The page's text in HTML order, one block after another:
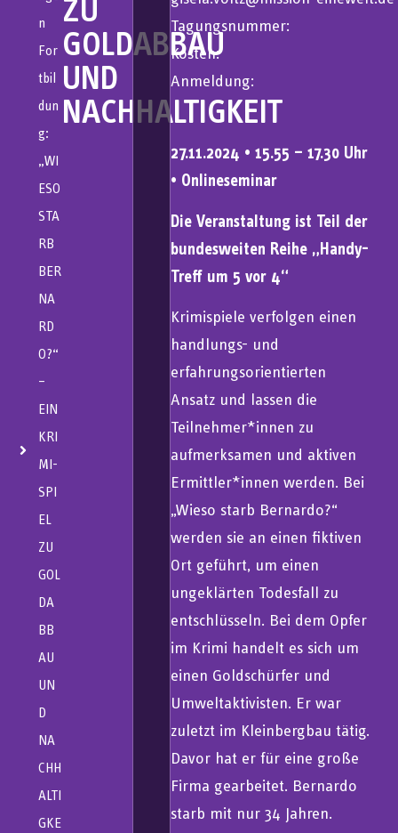
n
For
tbil
dun
g:
„WI
ESO
STA
RB
BER
NA
RD
O?“
–
EIN
KRI
MI-
SPI
EL
ZU
GOL
DA
BB
AU
UN
D
NA
CHH
ALTI
GKE
ZU
GOLDABBAU
UND
NACHHALTIGKEIT
Tagungsnummer:
Kosten:
Anmeldung:
27.11.2024 • 15.55 – 17.30 Uhr
• Onlineseminar
Die Veranstaltung ist Teil der
bundesweiten Reihe „Handy-
Treff um 5 vor 4“
Krimispiele verfolgen einen
handlungs- und
erfahrungsorientierten
Ansatz und lassen die
Teilnehmer*innen zu
aufmerksamen und aktiven
Ermittler*innen werden. Bei
„Wieso starb Bernardo?“
werden sie an einen fiktiven
Ort geführt, um einen
ungeklärten Todesfall zu
entschlüsseln. Bei dem Opfer
im Krimi handelt es sich um
einen Goldschürfer und
Umweltaktivisten. Er war
zuletzt im Kleinbergbau tätig.
Davor hat er für eine große
Firma gearbeitet. Bernardo
starb mit nur 34 Jahren.